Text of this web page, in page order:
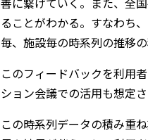
ることがわかる。すなわち
毎、施設毎の時系列の推移
このフィードバックを利用
ション会議での活用も想定さ
この時系列データの積み重